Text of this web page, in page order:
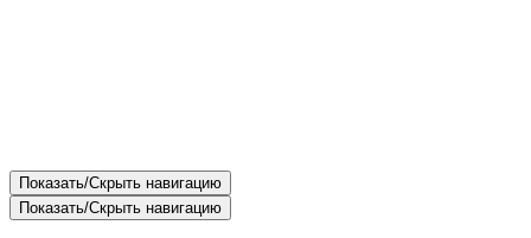
Показать/Скрыть навигацию
Показать/Скрыть навигацию